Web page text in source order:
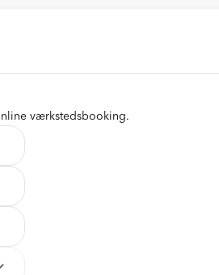
værkstedsbooking.